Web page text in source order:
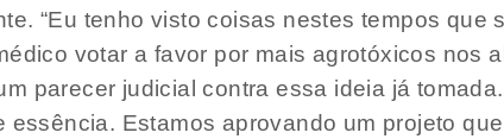
“Eu tenho visto coisas nestes tempos
votar a favor por mais agrotóxicos nos
parecer judicial contra essa ideia já
essência. Estamos aprovando um projeto